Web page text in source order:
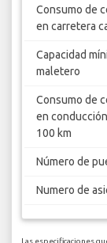
Consumo de
en carretera
Capacidad
maletero
Consumo de
en
100 km
Número de
Numero de
Las especificaciones